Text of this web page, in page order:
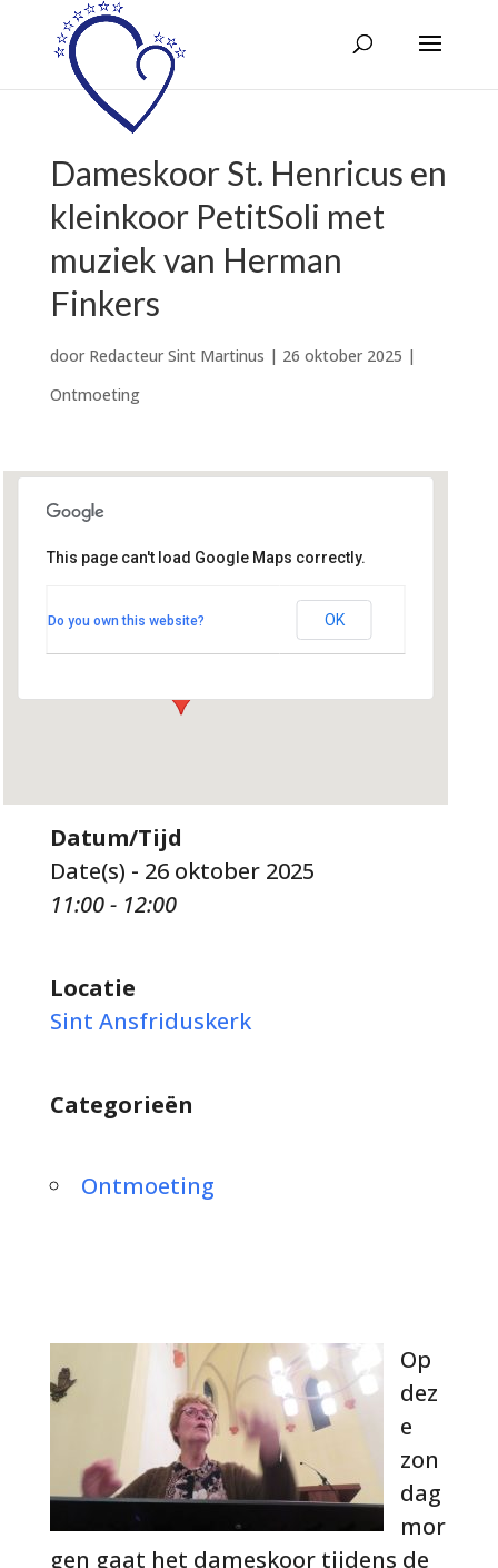
Dameskoor St. Henricus en
kleinkoor PetitSoli met
muziek van Herman
Finkers
door Redacteur Sint Martinus | 26 oktober 2025 |
Ontmoeting
Sint Ansfriduskerk
Jacob Catslaan 28 - Amersfoort
This page can't load Google Maps correctly.
Do you own this website? OK
Datum/Tijd
Date(s) - 26 oktober 2025
11:00 - 12:00
Locatie
Sint Ansfriduskerk
Categorieën
Ontmoeting
Op
dez
e
zon
dag
mor
gen gaat het dameskoor tijdens de